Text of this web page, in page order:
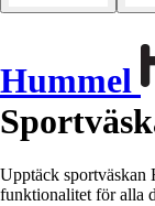
Hummel
Upptäck sportväskan
funktionalitet för alla